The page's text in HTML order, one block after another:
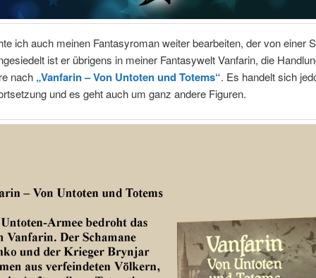
ich auch meinen Fantasyroman weiter bearbeiten, der von einer
ist er übrigens in meiner Fantasywelt Vanfarin, die
nach „Vanfarin – Von Untoten und Totems“. Es handelt sich
und es geht auch um ganz andere Figuren.